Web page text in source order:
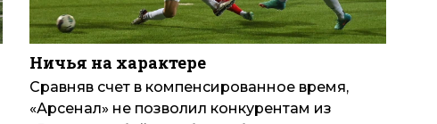
Ничья на характере
Сравняв счет в компенсированное время,
«Арсенал» не позволил конкурентам из